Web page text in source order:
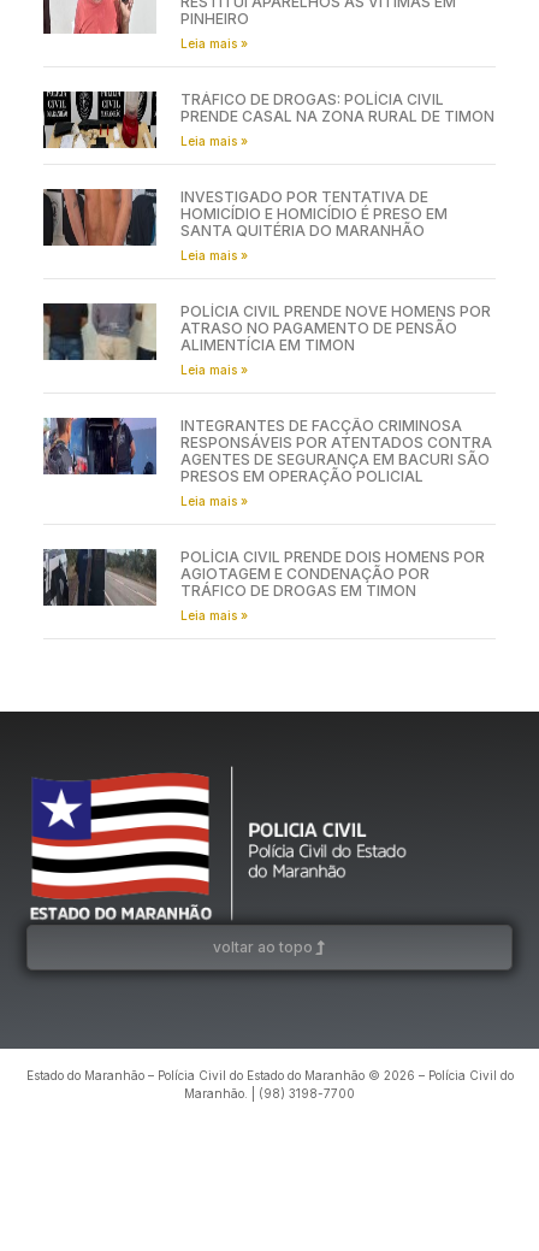
PINHEIRO
Leia mais »
TRÁFICO DE DROGAS: POLÍCIA CIVIL
PRENDE CASAL NA ZONA RURAL DE TIMON
Leia mais »
INVESTIGADO POR TENTATIVA DE
HOMICÍDIO E HOMICÍDIO É PRESO EM
SANTA QUITÉRIA DO MARANHÃO
Leia mais »
POLÍCIA CIVIL PRENDE NOVE HOMENS POR
ATRASO NO PAGAMENTO DE PENSÃO
ALIMENTÍCIA EM TIMON
Leia mais »
INTEGRANTES DE FACÇÃO CRIMINOSA
RESPONSÁVEIS POR ATENTADOS CONTRA
AGENTES DE SEGURANÇA EM BACURI SÃO
PRESOS EM OPERAÇÃO POLICIAL
Leia mais »
POLÍCIA CIVIL PRENDE DOIS HOMENS POR
AGIOTAGEM E CONDENAÇÃO POR
TRÁFICO DE DROGAS EM TIMON
Leia mais »
voltar ao topo
Estado do Maranhão – Polícia Civil do Estado do Maranhão © 2026 – Polícia Civil do
Maranhão. | (98) 3198-7700